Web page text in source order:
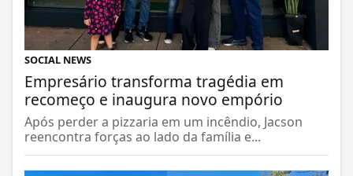
SOCIAL NEWS
Empresário transforma tragédia em
recomeço e inaugura novo empório
Após perder a pizzaria em um incêndio, Jacson
reencontra forças ao lado da família e...